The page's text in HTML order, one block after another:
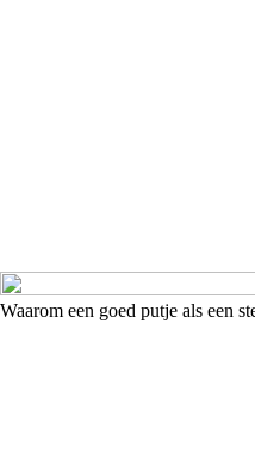
Waarom een goed putje als een